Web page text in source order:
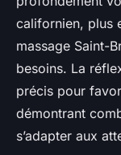
californien, plus
massage Saint-
besoins. La
précis pour
démontrant
s’adapter aux